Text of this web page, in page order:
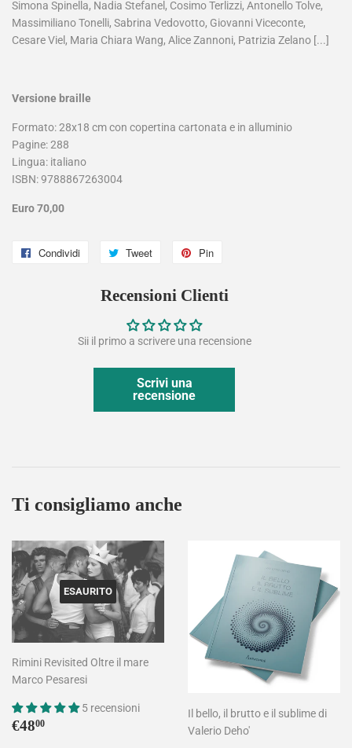
Simona Spinella, Nadia Stefanel, Cosimo Terlizzi, Antonello Tolve,
Massimiliano Tonelli, Sabrina Vedovotto, Giovanni Viceconte,
Cesare Viel, Maria Chiara Wang, Alice Zannoni, Patrizia Zelano [...]
Versione braille
Formato: 28x18 cm con copertina cartonata e in alluminio
Pagine: 288
Lingua: italiano
ISBN: 9788867263004
Euro 70,00
Condividi
Condividi
Facebook
Tweet
Twitta
Twitter
Pin
Pinterest
Recensioni Clienti
Sii il primo a scrivere una recensione
Scrivi una
recensione
Ti consigliamo anche
ESAURITO
Rimini Revisited Oltre il mare
Marco Pesaresi
5 recensioni
Prezzo
€4800
Il bello, il brutto e il sublime di
Valerio Deho'